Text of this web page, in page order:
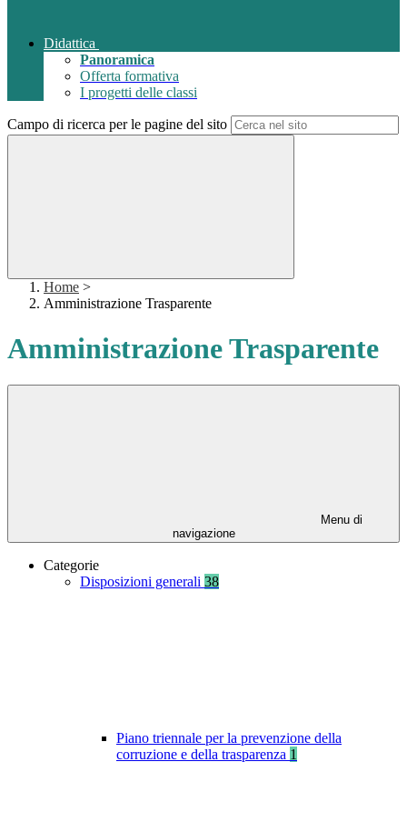
Didattica
Panoramica
Offerta formativa
I progetti delle classi
Campo di ricerca per le pagine del sito
Home >
Amministrazione Trasparente
Amministrazione Trasparente
Menu di
navigazione
Categorie
Disposizioni generali 38
Piano triennale per la prevenzione della
corruzione e della trasparenza 1